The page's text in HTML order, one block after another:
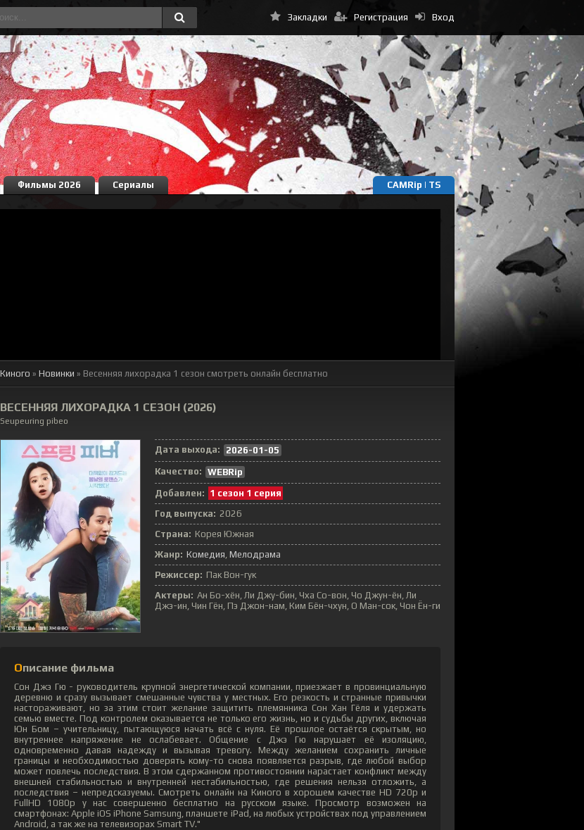
Вход
Регистрация
Закладки
Фильмы 2026 Сериалы CAMRip | TS
Киного » Новинки » Весенняя лихорадка 1 сезон смотреть онлайн бесплатно
ВЕСЕННЯЯ ЛИХОРАДКА 1 СЕЗОН (2026)
Seupeuring pibeo
Дата выхода:
2026-01-05
Качество: WEBRip
Добавлен: 1 сезон 1 серия
Год выпуска: 2026
Страна: Корея Южная
Жанр: Комедия Мелодрама
Режиссер: Пак Вон-гук
Актеры: Ан Бо-хён, Ли Джу-бин, Чха Со-вон, Чо Джун-ён, Ли
Джэ-ин, Чин Гён, Пэ Джон-нам, Ким Бён-чхун, О Ман-сок, Чон Ён-ги
Описание фильма
Сон Джэ Гю - руководитель крупной энергетической компании, приезжает в провинциальную
деревню и сразу вызывает смешанные чувства у местных. Его резкость и странные привычки
настораживают, но за этим стоит желание защитить племянника Сон Хан Гёля и удержать
семью вместе. Под контролем оказывается не только его жизнь, но и судьбы других, включая
Юн Бом – учительницу, пытающуюся начать всё с нуля. Её прошлое остаётся скрытым, но
внутреннее напряжение не ослабевает. Общение с Джэ Гю нарушает её изоляцию,
одновременно давая надежду и вызывая тревогу. Между желанием сохранить личные
границы и необходимостью доверять кому-то снова появляется разрыв, где любой выбор
может повлечь последствия. В этом сдержанном противостоянии нарастает конфликт между
внешней стабильностью и внутренней нестабильностью, где решения нельзя отложить, а
последствия – непредсказуемы. Смотреть онлайн на Киного в хорошем качестве HD 720p и
FullHD 1080p у нас совершенно бесплатно на русском языке. Просмотр возможен на
смартфонах: Apple iOS iPhone Samsung, планшете iPad, на любых устройствах под управлением
Android, а так же на телевизорах Smart TV."